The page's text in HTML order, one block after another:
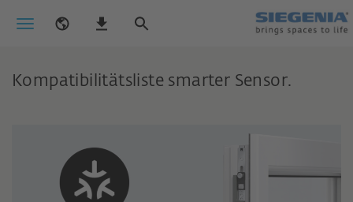
Kompatibilitätsliste smarter Sensor.